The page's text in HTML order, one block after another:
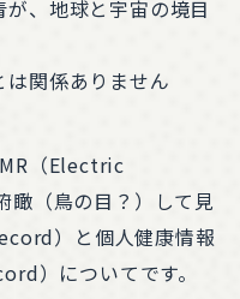
、地球と宇宙の境目
関係ありません
（Electric
（鳥の目？）して見
）と個人健康情報
）についてです。